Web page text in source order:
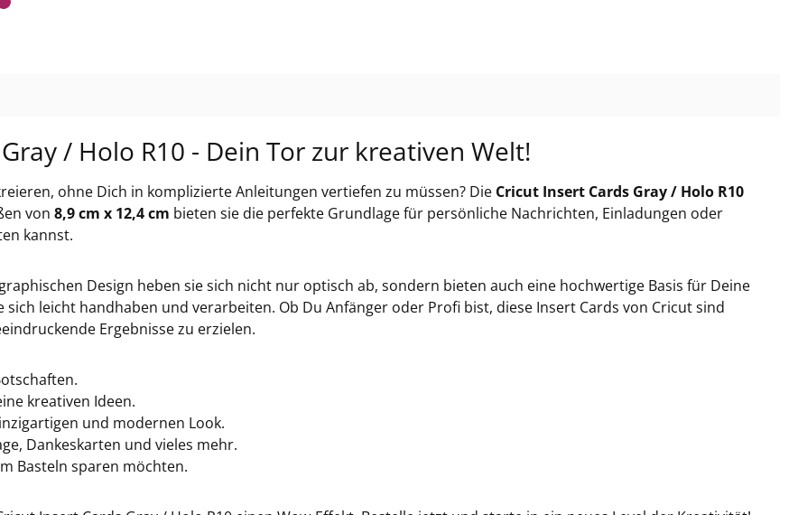
/ Holo R10 - Dein Tor zur kreativen Welt!
ohne Dich in komplizierte Anleitungen vertiefen zu müssen? Die Cricut Insert Cards Gray / Holo R10
von 8,9 cm x 12,4 cm bieten sie die perfekte Grundlage für persönliche Nachrichten, Einladungen oder
kannst.
Design heben sie sich nicht nur optisch ab, sondern bieten auch eine hochwertige Basis für Deine
leicht handhaben und verarbeiten. Ob Du Anfänger oder Profi bist, diese Insert Cards von Cricut sind
Ergebnisse zu erzielen.
kreativen Ideen.
und modernen Look.
Dankeskarten und vieles mehr.
Basteln sparen möchten.